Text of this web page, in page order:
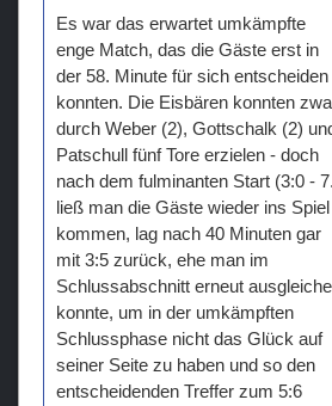
Es war das erwartet umkämpfte
enge Match, das die Gäste erst in
der 58. Minute für sich entscheiden
konnten. Die Eisbären konnten
durch Weber (2), Gottschalk (2)
Patschull fünf Tore erzielen - doch
nach dem fulminanten Start (3:0 -
ließ man die Gäste wieder ins Spiel
kommen, lag nach 40 Minuten gar
mit 3:5 zurück, ehe man im
Schlussabschnitt erneut
konnte, um in der umkämpften
Schlussphase nicht das Glück auf
seiner Seite zu haben und so den
entscheidenden Treffer zum 5:6